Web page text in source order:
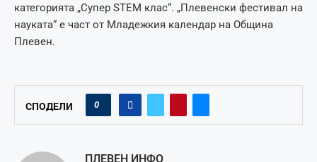
категорията „Супер STEM клас“. „Плевенски фестивал на
науката“ е част от Младежкия календар на Община
Плевен.
СПОДЕЛИ 0
ПЛЕВЕН ИНФО